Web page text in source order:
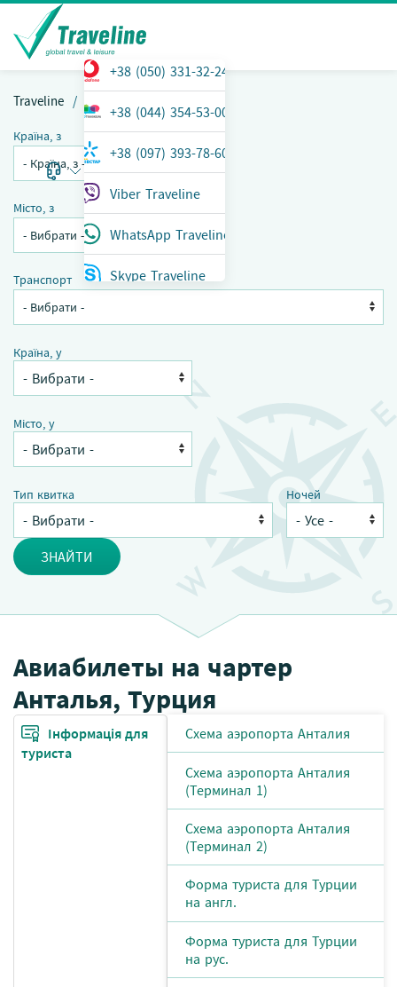
ТЕЛЕФОН
+38 (050) 331-32-24
+38 (044) 354-53-00
+38 (097) 393-78-60
Viber Traveline
WhatsApp Traveline
Skype Traveline
Traveline Перельоти
Країна, з
Місто, з
Транспорт
Країна, у
Місто, у
Тип квитка Ночей
ЗНАЙТИ
Авиабилеты на чартер
Анталья, Турция
Інформація для
туриста
Схема аэропорта Анталия
Схема аэропорта Анталия
(Терминал 1)
Схема аэропорта Анталия
(Терминал 2)
Форма туриста для Турции
на англ.
Форма туриста для Турции
на рус.